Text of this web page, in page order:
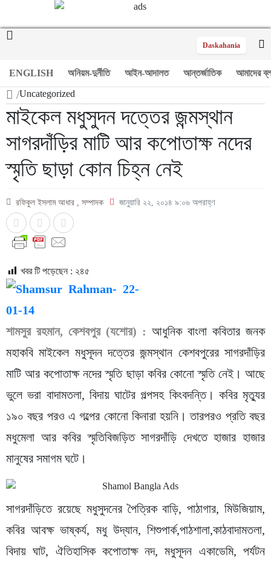
Daskahania
ENGLISH অনিয়ম-দুর্নীতি আইন-আদালত আন্তর্জাতিক আমাদের
/Uncategorized
মাইকেল মধুসুদন দত্তের জন্মস্থান
সাগরদাঁড়ির মাটি আর কপোতাক্ষ নদের
স্মৃতি ছাড়া কোন চিহ্ন নেই
রফিকুল ইসলাম আধার , সম্পাদক জানুয়ারি ২২, ২০১৪ ৯:০৬ অপরাহ্ণ
খবর টি পড়েছেন : ২৪৫
শামসুর রহমান, কেশবপুর (যশোর) : আধুনিক বাংলা কবিতার জনক
মহাকবি মাইকেল মধুসূদন দত্তের জন্মস্থান কেশবপুরের সাগরদাঁড়ির
মাটি আর কপোতাক্ষ নদের স্মৃতি ছাড়া কবির কোনো স্মৃতি নেই। আছে
ভুলে ভরা বাদামতলা, বিদায় ঘাটের গল্পসহ কিংবদন্তি। কবির মৃত্যুর
১৯০ বছর পরও এ গল্পের কোনো কিনারা হয়নি। তারপরও প্রতি বছর
মধুমেলা আর কবির স্মৃতিবিজড়িত সাগরদাঁড়ি দেখতে হাজার হাজার
মানুষের সমাগম ঘটে।
সাগরদাঁড়িতে রয়েছে মধুসুদনের পৈত্রিক বাড়ি, পাঠাগার, মিউজিয়াম,
কবির আবক্ষ ভাষ্কর্য, মধু উদ্যান, শিশুপার্ক,পাঠশালা,কাঠবাদামতলা,
বিদায় ঘাট, ঐতিহাসিক কপোতাক্ষ নদ, মধুসূদন একাডেমি, পর্যটন